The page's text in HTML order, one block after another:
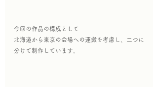
今回の作品の構成として
北海道から東京の会場への運搬を考慮し、二つに
分けて制作しています。